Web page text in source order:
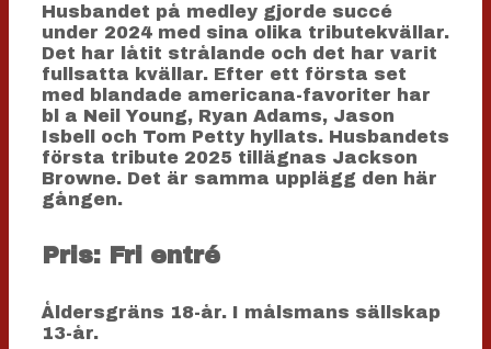
Husbandet på medley gjorde succé
under 2024 med sina olika tributekvällar.
Det har låtit strålande och det har varit
fullsatta kvällar. Efter ett första set
med blandade americana-favoriter har
bl a Neil Young, Ryan Adams, Jason
Isbell och Tom Petty hyllats. Husbandets
första tribute 2025 tillägnas Jackson
Browne. Det är samma upplägg den här
gången.
Pris: Fri entré
Åldersgräns 18-år. I målsmans sällskap
13-år.